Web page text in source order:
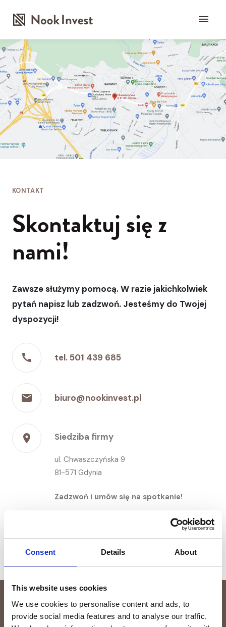
Consent Details About
This website uses cookies
We use cookies to personalise content and ads, to
provide social media features and to analyse our traffic.
KONTAKT
Skontaktuj się z
nami!
Zawsze służymy pomocą. W razie jakichkolwiek
pytań napisz lub zadzwoń. Jesteśmy do Twojej
dyspozycji!
call tel. 501 439 685
local_post_office biuro@nookinvest.pl
place Siedziba firmy
ul. Chwaszczyńska 9
81-571 Gdynia
Zadzwoń i umów się na spotkanie!
Dla Twojej wygody spotkania możliwe
w godzinach wieczornych
Formularz kontaktowy